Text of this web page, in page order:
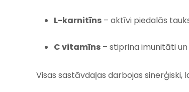
L-karnitīns – aktīvi piedalās
C vitamīns – stiprina imunitāti
Visas sastāvdaļas darbojas